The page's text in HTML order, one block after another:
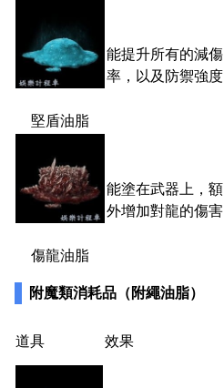
堅盾油脂
能提升所有的減傷
率，以及防禦強度
傷龍油脂
能塗在武器上，額
外增加對龍的傷害
附魔類消耗品（附繩油脂）
道具 效果